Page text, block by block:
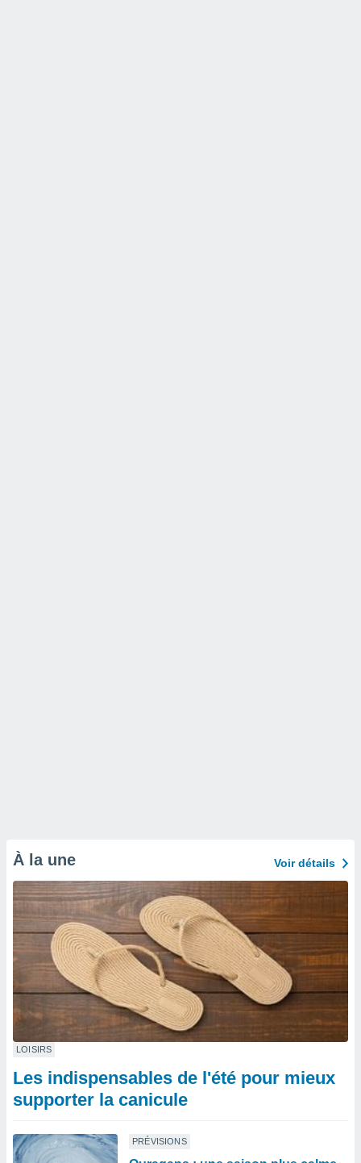
À la une Voir détails
LOISIRS
Les indispensables de l'été pour mieux
supporter la canicule
PRÉVISIONS